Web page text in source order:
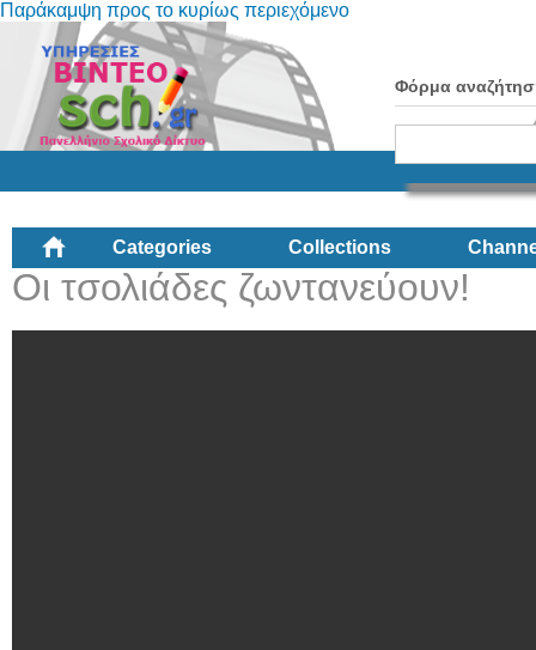
Παράκαμψη προς το κυρίως περιεχόμενο
Φόρμα
Categories Collections
Οι τσολιάδες ζωντανεύουν!